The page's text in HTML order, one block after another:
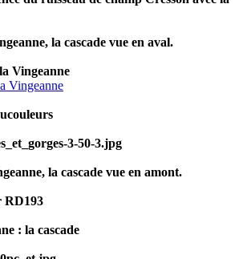
la cascade vue en aval.
Vingeanne
Vingeanne
3-50-3.jpg
la cascade vue en amont.
RD193
: la cascade